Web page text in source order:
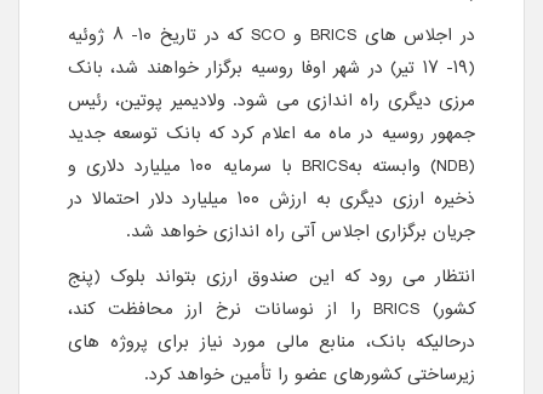
در اجلاس های BRICSو SCO
که در تاریخ ۱۰- ۸ ژوئیه
(۱۹- ۱۷ تیر) در شهر اوفا روسیه برگزار خواهند شد، بانک
مرزی دیگری راه اندازی می شود. ولادیمیر پوتین، رئیس
جمهور روسیه در ماه مه اعلام کرد که بانک توسعه جدید
(NDB) وابسته بهBRICS
با سرمایه ۱۰۰ میلیارد دلاری و
ذخیره ارزی دیگری به ارزش ۱۰۰ میلیارد دلار احتمالا در
جریان برگزاری اجلاس آتی راه اندازی خواهد شد.
انتظار می رود که این صندوق ارزی بتواند بلوک (پنج
کشور) BRICSرا از نوسانات نرخ ارز محافظت کند،
درحالیکه بانک، منابع مالی مورد نیاز برای پروژه های
زیرساختی کشورهای عضو را تأمین خواهد کرد.